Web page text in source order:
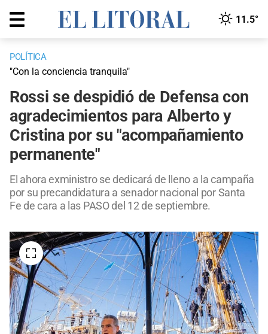
11.5°
POLÍTICA
"Con la conciencia tranquila"
Rossi se despidió de Defensa con
agradecimientos para Alberto y
Cristina por su "acompañamiento
permanente"
El ahora exministro se dedicará de lleno a la campaña
por su precandidatura a senador nacional por Santa
Fe de cara a las PASO del 12 de septiembre.